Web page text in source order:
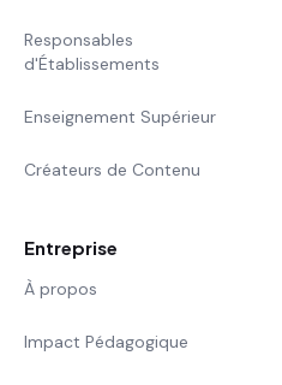
Responsables
d'Établissements
Enseignement Supérieur
Créateurs de Contenu
Entreprise
À propos
Impact Pédagogique